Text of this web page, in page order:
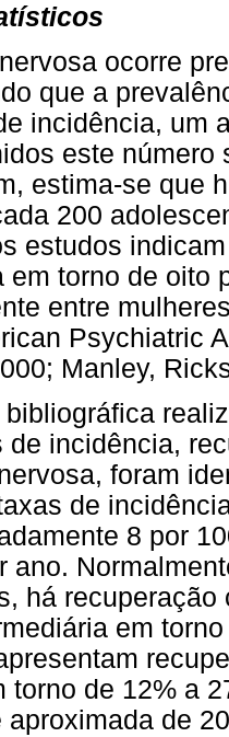
ocorre
que a
incidência, um
este número
estima-se que
200
estudos
em torno de oito
entre
Psychiatric
Manley,
de incidência,
foram
de
8 por
ano.
há
em
torno de 12% a
aproximada de